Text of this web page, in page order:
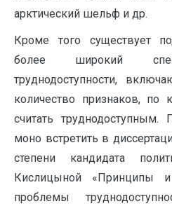
арктический шельф и др.
Кроме того существует
более широкий
труднодоступности,
количество признаков,
считать труднодоступным.
моно встретить в
степени кандидата
Кислицыной «Принципы
проблемы